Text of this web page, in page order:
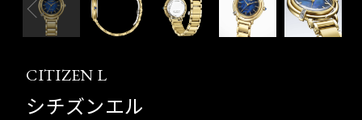
CITIZEN L
シチズンエル